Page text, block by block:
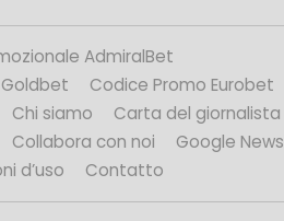
AdmiralBet
Codice Promo Eurobet
Chi siamo
Carta del giornalista
Collabora con noi
Google News
d’uso
Contatto